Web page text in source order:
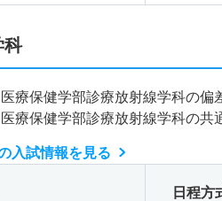
科
療保健学部診療放射線学科の偏
療保健学部診療放射線学科の共
入試情報を見る
日程方